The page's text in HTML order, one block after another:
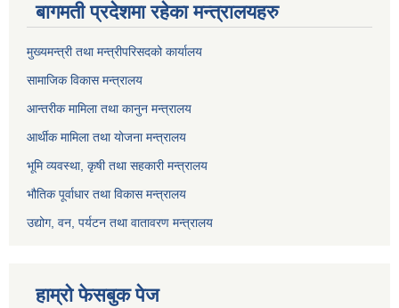
बागमती प्रदेशमा रहेका मन्त्रालयहरु
मुख्यमन्त्री तथा मन्त्रीपरिसदको कार्यालय
सामाजिक विकास मन्त्रालय
आन्तरीक मामिला तथा कानुन मन्त्रालय
आर्थीक मामिला तथा योजना मन्त्रालय
भूमि व्यवस्था, कृषी तथा सहकारी मन्त्रालय
भौतिक पूर्वाधार तथा विकास मन्त्रालय
उद्योग, वन, पर्यटन तथा वातावरण मन्त्रालय
हाम्रो फेसबुक पेज